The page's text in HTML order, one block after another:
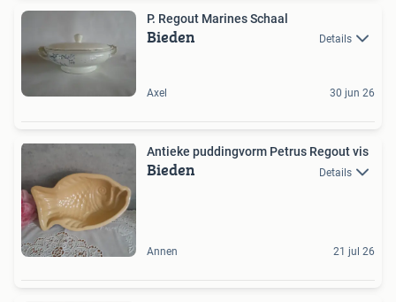
P. Regout Marines Schaal
Bieden Details
Axel 30 jun 26
Antieke puddingvorm Petrus Regout vis
Bieden Details
Annen 21 jul 26